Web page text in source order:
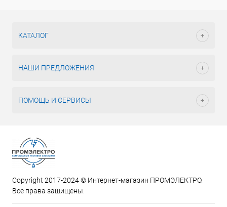
КАТАЛОГ
НАШИ ПРЕДЛОЖЕНИЯ
ПОМОЩЬ И СЕРВИСЫ
Copyright 2017-2024 © Интернет-магазин ПРОМЭЛЕКТРО.
Все права защищены.